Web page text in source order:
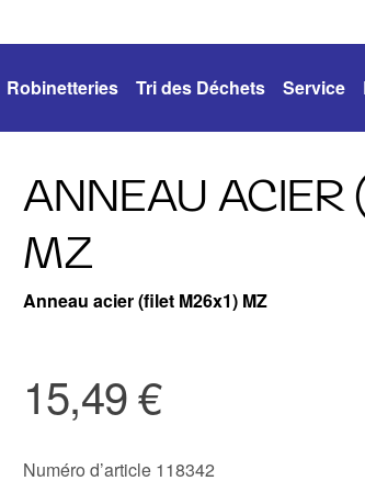
Robinetteries Tri des Déchets Service
ANNEAU
MZ
Anneau acier (filet M26x1) MZ
15,49 €
Numéro d’article 118342